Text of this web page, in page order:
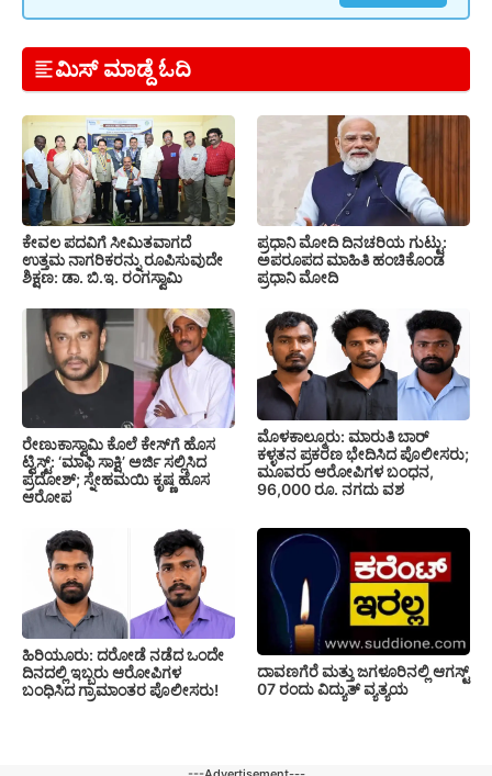
ಮಿಸ್ ಮಾಡ್ದೆ ಓದಿ
ಕೇವಲ ಪದವಿಗೆ ಸೀಮಿತವಾಗದೆ
ಉತ್ತಮ ನಾಗರಿಕರನ್ನು ರೂಪಿಸುವುದೇ
ಶಿಕ್ಷಣ: ಡಾ. ಬಿ.ಇ. ರಂಗಸ್ವಾಮಿ
ಪ್ರಧಾನಿ ಮೋದಿ ದಿನಚರಿಯ ಗುಟ್ಟು:
ಅಪರೂಪದ ಮಾಹಿತಿ ಹಂಚಿಕೊಂಡ
ಪ್ರಧಾನಿ ಮೋದಿ
ರೇಣುಕಾಸ್ವಾಮಿ ಕೊಲೆ ಕೇಸ್‌ಗೆ ಹೊಸ
ಟ್ವಿಸ್ಟ್: ‘ಮಾಫಿ ಸಾಕ್ಷಿ’ ಅರ್ಜಿ ಸಲ್ಲಿಸಿದ
ಪ್ರದೋಶ್; ಸ್ನೇಹಮಯಿ ಕೃಷ್ಣ ಹೊಸ
ಆರೋಪ
ಮೊಳಕಾಲ್ಮೂರು: ಮಾರುತಿ ಬಾರ್
ಕಳ್ಳತನ ಪ್ರಕರಣ ಭೇದಿಸಿದ ಪೊಲೀಸರು;
ಮೂವರು ಆರೋಪಿಗಳ ಬಂಧನ,
96,000 ರೂ. ನಗದು ವಶ
ಹಿರಿಯೂರು: ದರೋಡೆ ನಡೆದ ಒಂದೇ
ದಿನದಲ್ಲಿ ಇಬ್ಬರು ಆರೋಪಿಗಳ
ಬಂಧಿಸಿದ ಗ್ರಾಮಾಂತರ ಪೊಲೀಸರು!
ದಾವಣಗೆರೆ ಮತ್ತು ಜಗಳೂರಿನಲ್ಲಿ ಆಗಸ್ಟ್
07 ರಂದು ವಿದ್ಯುತ್ ವ್ಯತ್ಯಯ